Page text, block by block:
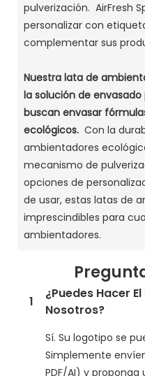
pulverización. AirFresh
personalizar con
complementar sus
Nuestra lata de
la solución de
buscan envasar
ecológicos. Con la
ambientadores
mecanismo de
opciones de
de usar, estas latas de
imprescindibles para
ambientadores.
1
¿Puedes Hacer
Nosotros?
Sí. Su logotipo se
Simplemente
PDF/AI) y